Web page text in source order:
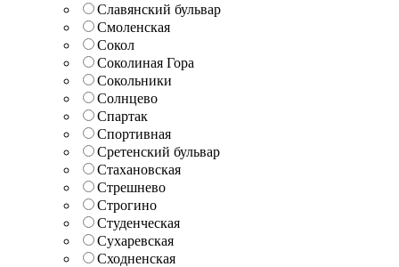
Славянский бульвар
Смоленская
Сокол
Соколиная Гора
Сокольники
Солнцево
Спартак
Спортивная
Сретенский бульвар
Стахановская
Стрешнево
Строгино
Студенческая
Сухаревская
Сходненская